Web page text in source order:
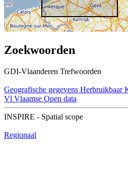
Zoekwoorden
GDI-Vlaanderen Trefwoorden
Geografische gegevens Herbruikbaar
Vl Vlaamse Open data
INSPIRE - Spatial scope
Regionaal